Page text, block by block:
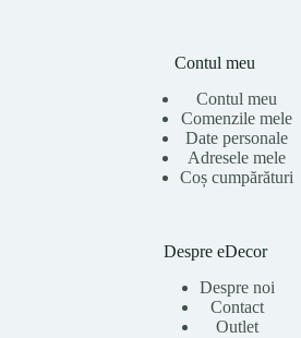
Contul meu
Contul meu
Comenzile mele
Date personale
Adresele mele
Coș cumpărături
Despre eDecor
Despre noi
Contact
Outlet